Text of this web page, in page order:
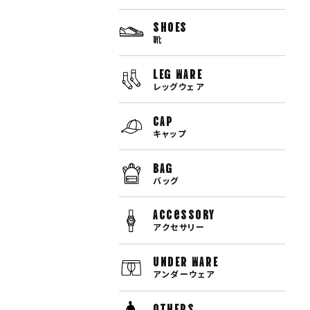
SHOES
靴
LEG WARE
レッグウェア
CAP
キャップ
BAG
バッグ
Accessory
アクセサリー
UNDER WARE
アンダーウェア